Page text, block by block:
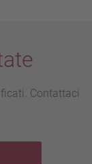
Contattaci